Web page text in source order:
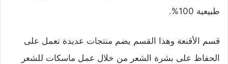
طبيعية 100%.
قسم الأقنعة وهذا القسم يضم منتجات عديدة تعمل على
الحفاظ على بشرة الشعر من خلال عمل ماسكات للشعر